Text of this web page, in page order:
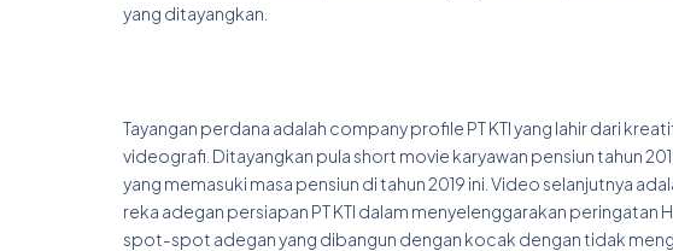
yang ditayangkan.
Tayangan perdana adalah company profile PT KTI yang lahir dari
videografi. Ditayangkan pula short movie karyawan pensiun tahun
yang memasuki masa pensiun di tahun 2019 ini. Video selanjutnya
reka adegan persiapan PT KTI dalam menyelenggarakan peringatan
spot-spot adegan yang dibangun dengan kocak dengan tidak